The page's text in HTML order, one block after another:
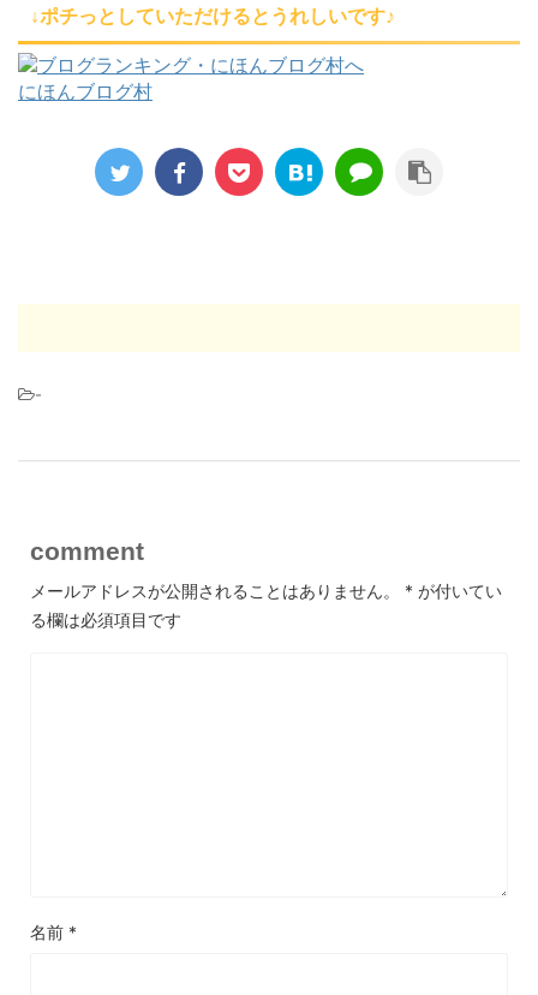
↓ポチっとしていただけるとうれしいです♪
にほんブログ村
-
comment
メールアドレスが公開されることはありません。 * が付いてい
る欄は必須項目です
名前 *